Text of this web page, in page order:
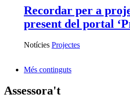
Recordar per a
present del portal
Notícies Projectes
Més continguts
Assessora't